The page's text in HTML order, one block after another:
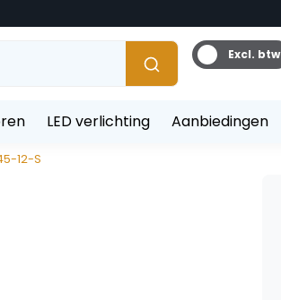
Excl. btw
LED verlichting Aanbiedingen
12-S